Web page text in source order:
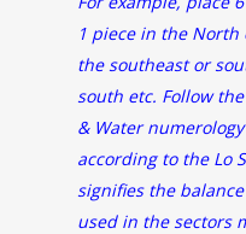
1 piece in the North
the southeast or
south etc. Follow
& Water
according to the Lo
signifies the
used in the sectors